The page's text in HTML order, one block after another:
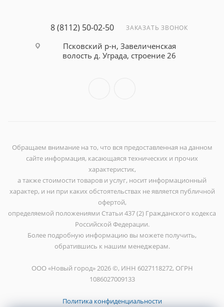
8 (8112) 50-02-50 ЗАКАЗАТЬ ЗВОНОК
Псковский р-н, Завеличенская
волость д. Уграда, строение 26
Обращаем внимание на то, что вся предоставленная на данном
сайте информация, касающаяся технических и прочих
характеристик,
а также стоимости товаров и услуг, носит информационный
характер, и ни при каких обстоятельствах не является публичной
офертой,
определяемой положениями Статьи 437 (2) Гражданского кодекса
Российской Федерации.
Более подробную информацию вы можете получить,
обратившись к нашим менеджерам.
ООО «Новый город» 2026 ©, ИНН 6027118272, ОГРН
1086027009133
Политика конфиденциальности